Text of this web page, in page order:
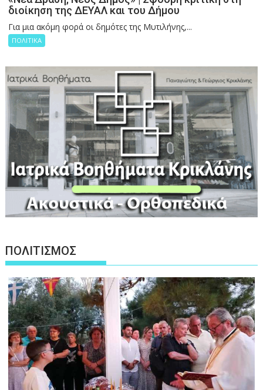
διοίκηση της ΔΕΥΑΛ και του Δήμου
Για μια ακόμη φορά οι δημότες της Μυτιλήνης,...
ΠΟΛΙΤΙΚΑ
ΠΟΛΙΤΙΣΜΟΣ